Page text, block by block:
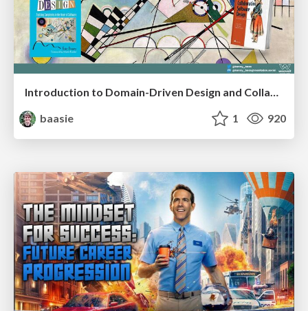
Introduction to Domain-Driven Design and Collaborative software design
baasie
1 920